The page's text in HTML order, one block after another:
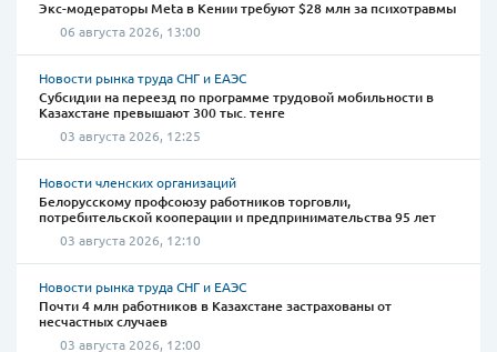
Экс-модераторы Meta в Кении требуют $28 млн за психотравмы
06 августа 2026, 13:00
Новости рынка труда СНГ и ЕАЭС
Субсидии на переезд по программе трудовой мобильности в
Казахстане превышают 300 тыс. тенге
03 августа 2026, 12:25
Новости членских организаций
Белорусскому профсоюзу работников торговли,
потребительской кооперации и предпринимательства 95 лет
03 августа 2026, 12:10
Новости рынка труда СНГ и ЕАЭС
Почти 4 млн работников в Казахстане застрахованы от
несчастных случаев
03 августа 2026, 12:00